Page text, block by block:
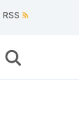
RSS